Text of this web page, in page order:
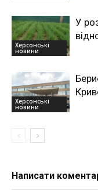
Херсонські
новини
У
Херсонські
новини
Написати